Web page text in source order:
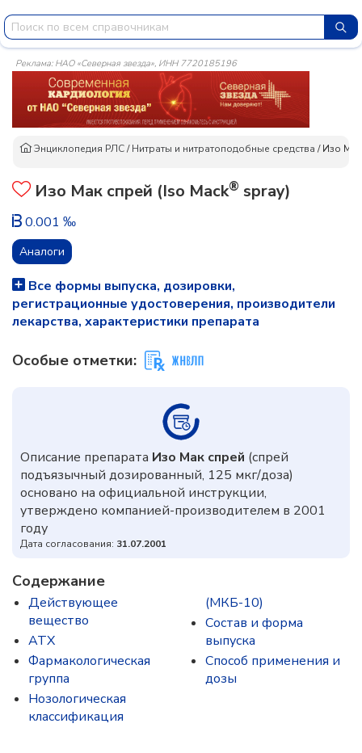
Реклама: НАО «Северная звезда», ИНН 7720185196
Энциклопедия РЛС/Нитраты и нитратоподобные средства /Изо
Изо Мак спрей (Iso Mack® spray)
0.001 ‰
Аналоги
Все формы выпуска, дозировки,
регистрационные удостоверения, производители
лекарства, характеристики препарата
Особые отметки:
Описание препарата Изо Мак спрей (спрей
подъязычный дозированный, 125 мкг/доза)
основано на официальной инструкции,
утверждено компанией-производителем в 2001
году
Дата согласования: 31.07.2001
Содержание
Действующее
вещество
ATX
Фармакологическая
группа
Нозологическая
классификация
(МКБ-10)
Состав и форма
выпускa
Способ применения и
дозы